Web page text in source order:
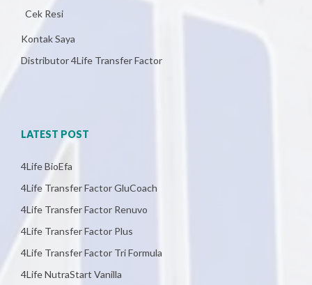
Cek Resi
Kontak Saya
Distributor 4Life Transfer Factor
LATEST POST
4Life BioEfa
4Life Transfer Factor GluCoach
4Life Transfer Factor Renuvo
4Life Transfer Factor Plus
4Life Transfer Factor Tri Formula
4Life NutraStart Vanilla